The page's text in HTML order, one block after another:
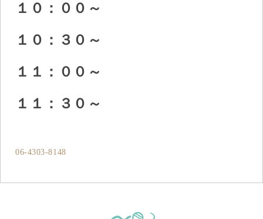
１０：００～
１０：３０～
１１：００～
１１：３０～
06-4303-8148